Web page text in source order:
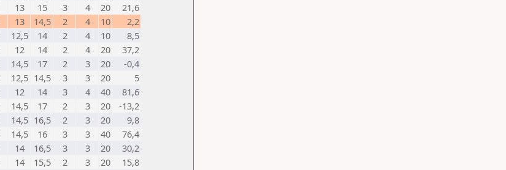
13 15 3 4 20
21,6
13 14,5 2 4 10
2,2
12,5 14 2 4 10
8,5
12 14 2 4 20
37,2
14,5 17 2 3 20
-0,4
12,5 14,5 3 3 20
5
12 14 3 4 40
81,6
14,5 17 2 3 20
-13,2
14,5 16,5 2 3 20
9,8
14,5 16 3 3 40
76,4
14 16,5 3 3 20
30,2
14 15,5 2 3 20
15,8